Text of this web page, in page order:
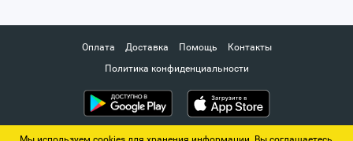
Оплата Доставка Помощь
Контакты
Политика конфиденциальности